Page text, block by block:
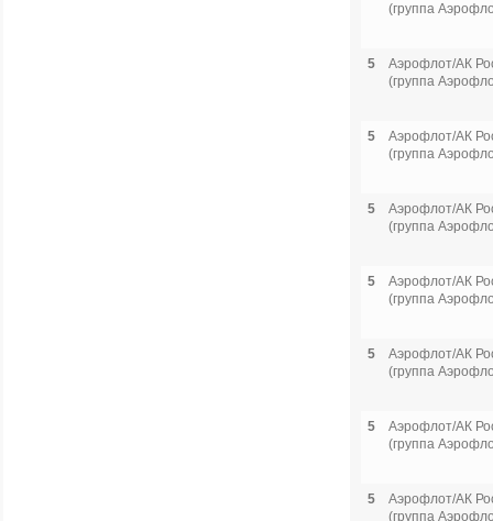
(группа
5
Аэрофлот/АК
(группа
5
Аэрофлот/АК
(группа
5
Аэрофлот/АК
(группа
5
Аэрофлот/АК
(группа
5
Аэрофлот/АК
(группа
5
Аэрофлот/АК
(группа
5
Аэрофлот/АК
(группа